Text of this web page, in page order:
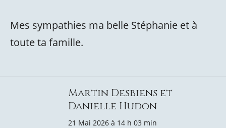
Mes sympathies ma belle Stéphanie et à
toute ta famille.
Martin Desbiens et
Danielle Hudon
21 Mai 2026 à 14 h 03 min